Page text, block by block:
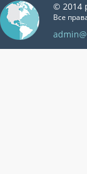
© 2014
Все